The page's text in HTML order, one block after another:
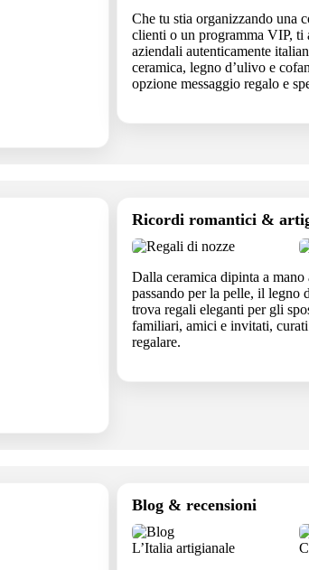
Che tu stia organizzando una
clienti o un programma VIP, ti
aziendali autenticamente
ceramica, legno d’ulivo e
opzione messaggio regalo e
Ricordi romantici &
Dalla ceramica dipinta a
passando per la pelle, il
trova regali eleganti per gli
familiari, amici e invitati,
regalare.
Blog & recensioni
L’Italia artigianale